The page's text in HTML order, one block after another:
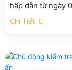
hấp dẫn từ ngày
Quốc tế Yersin.
Chi Tiết